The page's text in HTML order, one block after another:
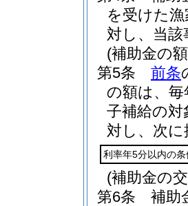
を受けた
対し、当
(補助金の
第5条
前条
の額は、
子補給の
対し、次
利率年5分以内の
(補助金の
第6条
補助